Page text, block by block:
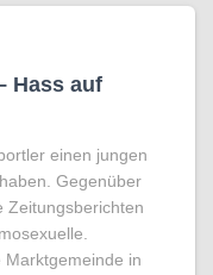
Hass auf
einen jungen
Gegenüber
Zeitungsberichten
in